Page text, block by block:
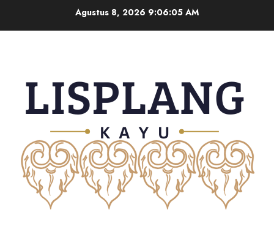
Agustus 8, 2026 9:06:06 AM